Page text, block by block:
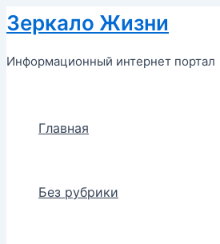
Перейти
к
содержимому
Зеркало Жизни
Информационный интернет портал
Главная
Без рубрики